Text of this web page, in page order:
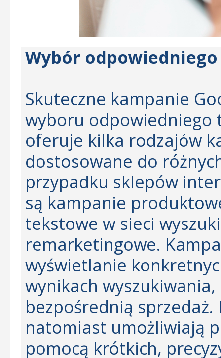
Wybór
Skuteczne kampanie
wyboru odpowiedniego
oferuje kilka rodzajów
dostosowane do
przypadku sklepów
są kampanie
tekstowe w sieci
remarketingowe.
wyświetlanie
wynikach
bezpośrednią
natomiast umożliwiają
pomocą krótkich,